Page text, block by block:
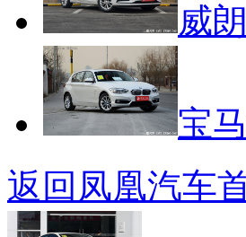
威
宝
返回凤凰汽车